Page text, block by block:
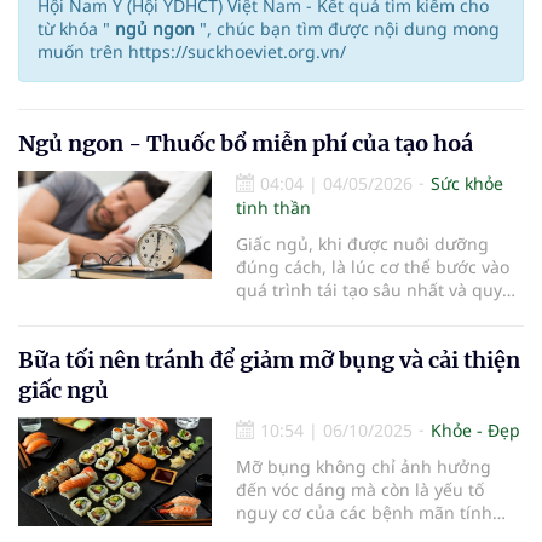
Hội Nam Y (Hội YDHCT) Việt Nam - Kết quả tìm kiếm cho
từ khóa " ngủ ngon ", chúc bạn tìm được nội dung mong
muốn trên https://suckhoeviet.org.vn/
Ngủ ngon - Thuốc bổ miễn phí của tạo hoá
04:04 | 04/05/2026
Sức khỏe
tinh thần
Giấc ngủ, khi được nuôi dưỡng
đúng cách, là lúc cơ thể bước vào
quá trình tái tạo sâu nhất và quyết
Bữa tối nên tránh để giảm mỡ bụng và cải thiện
giấc ngủ
10:54 | 06/10/2025
Khỏe - Đẹp
Mỡ bụng không chỉ ảnh hưởng
đến vóc dáng mà còn là yếu tố
nguy cơ của các bệnh mãn tính